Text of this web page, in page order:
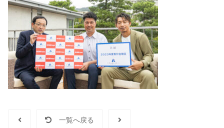
一覧へ戻る